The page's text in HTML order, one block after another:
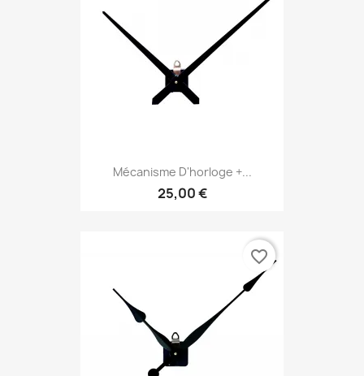
Mécanisme D'horloge +...
25,00 €
favorite_border